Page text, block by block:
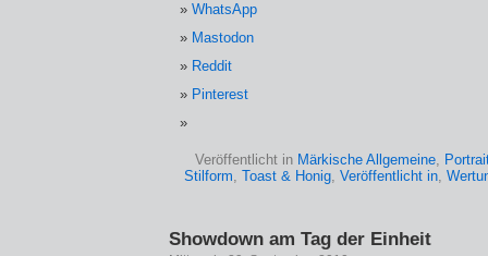
WhatsApp
Mastodon
Reddit
Pinterest
Veröffentlicht in Märkische Allgemeine,
Stilform, Toast & Honig, Veröffentlicht in,
Showdown am Tag der Einheit